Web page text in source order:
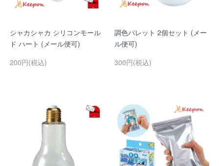
シャカシャカ シリコンモール
ド ハート (メール便可)
200円(税込)
調色パレット 2個セット (メー
ル便可)
300円(税込)